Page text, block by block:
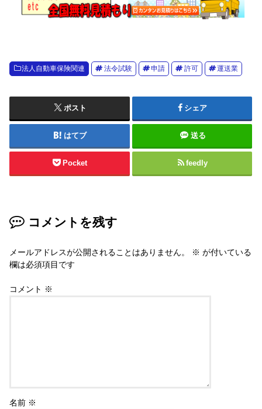
法人自動車保険関連 法令試験 申請 許可 運送業
ポスト シェア
はてブ 送る
Pocket feedly
コメントを残す
メールアドレスが公開されることはありません。 ※ が付いている
欄は必須項目です
コメント ※
名前 ※